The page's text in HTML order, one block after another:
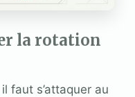
la rotation
faut s’attaquer au